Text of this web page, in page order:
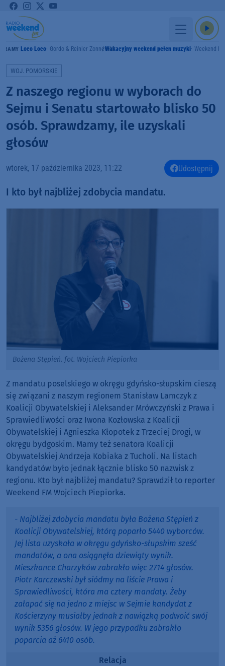
GRAMY Loco Loco Gordo & Reinier ZonneveldWakacyjny weekend pełen muzyki Weekend
WOJ. POMORSKIE
Z naszego regionu w wyborach do
Sejmu i Senatu startowało blisko 50
osób. Sprawdzamy, ile uzyskali
głosów
wtorek, 17 października 2023, 11:22 Udostępnij
I kto był najbliżej zdobycia mandatu.
Bożena Stępień. fot. Wojciech Piepiorka
Z mandatu poselskiego w okręgu gdyńsko-słupskim cieszą
się związani z naszym regionem Stanisław Lamczyk z
Koalicji Obywatelskiej i Aleksander Mrówczyński z Prawa i
Sprawiedliwości oraz Iwona Kozłowska z Koalicji
Obywatelskiej i Agnieszka Kłopotek z Trzeciej Drogi, w
okręgu bydgoskim. Mamy też senatora Koalicji
Obywatelskiej Andrzeja Kobiaka z Tucholi. Na listach
kandydatów było jednak łącznie blisko 50 nazwisk z
regionu. Kto był najbliżej mandatu? Sprawdził to reporter
Weekend FM Wojciech Piepiorka.
- Najbliżej zdobycia mandatu była Bożena Stępień z
Koalicji Obywatelskiej, którą poparło 5440 wyborców.
Jej lista uzyskała w okręgu gdyńsko-słupskim sześć
mandatów, a ona osiągnęła dziewiąty wynik.
Mieszkance Charzyków zabrakło więc 2714 głosów.
Piotr Karczewski był siódmy na liście Prawa i
Sprawiedliwości, która ma cztery mandaty. Żeby
załapać się na jedno z miejsc w Sejmie kandydat z
Kościerzyny musiałby jednak z nawiązką podwoić swój
wynik 5356 głosów. W jego przypadku zabrakło
poparcia aż 6410 osób.
Relacja